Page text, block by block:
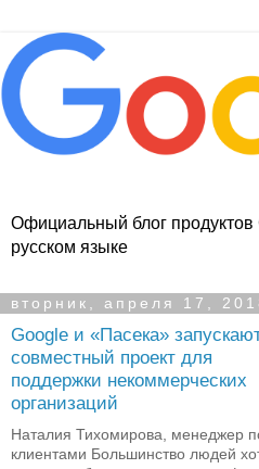
Официальный блог продуктов
русском языке
вторник, апреля 17,
Google и «Пасека»
совместный проект для
поддержки некоммерческих
организаций
Наталия Тихомирова, менеджер
клиентами Большинство людей